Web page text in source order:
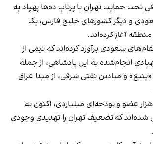
تحت حمایت تهران با پرتاب ده‌ها پهپاد به
و دیگر کشورهای خلیج فارس، یک
آغاز کرده‌اند.
سعودی برآورد کرده‌اند که نیمی از
حمله پهپادی انجام‌شده به این پادشاهی، از جمله
و میادین نفتی شرقی، از مبدا عراق
این گروه‌ها با ۲۵۰ هزار عضو و بودجه‌ای میلیاردی، اکنون به
شده‌اند که تضعیف تهران را تهدیدی وجودی